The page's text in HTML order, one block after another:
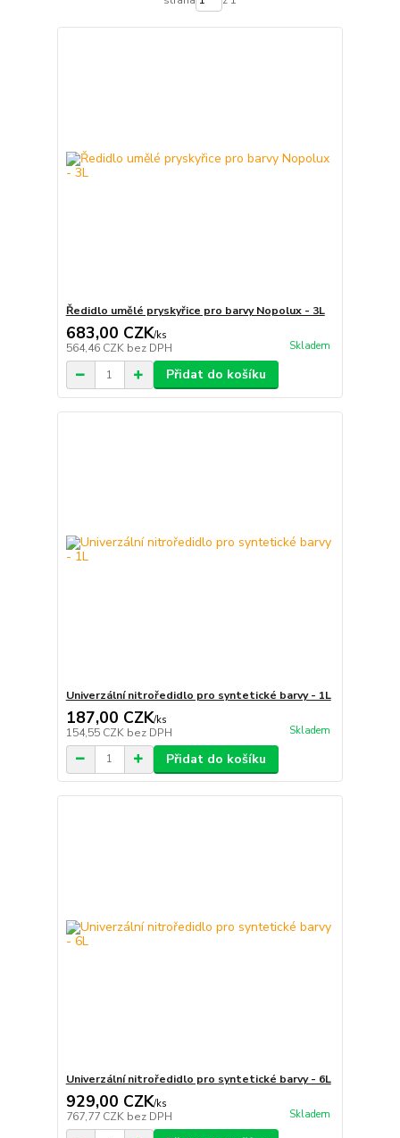
Ředidlo umělé pryskyřice pro barvy Nopolux - 3L
683,00 CZK/ks
564,46 CZK bez DPH Skladem
Přidat do košíku
Univerzální nitroředidlo pro syntetické barvy - 1L
187,00 CZK/ks
154,55 CZK bez DPH Skladem
Přidat do košíku
Univerzální nitroředidlo pro syntetické barvy - 6L
929,00 CZK/ks
767,77 CZK bez DPH Skladem